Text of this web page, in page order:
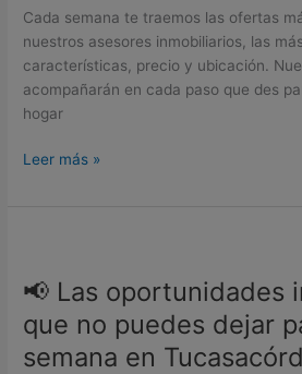
Cada semana te traemos las ofertas
nuestros asesores inmobiliarios, las
características, precio y ubicación.
acompañarán en cada paso que des
hogar
feria,
vayas
pensando
en
cómo
tu
Leer más »
📢 Las oportunidades
que no puedes dejar
semana en
oportunidades
que
no